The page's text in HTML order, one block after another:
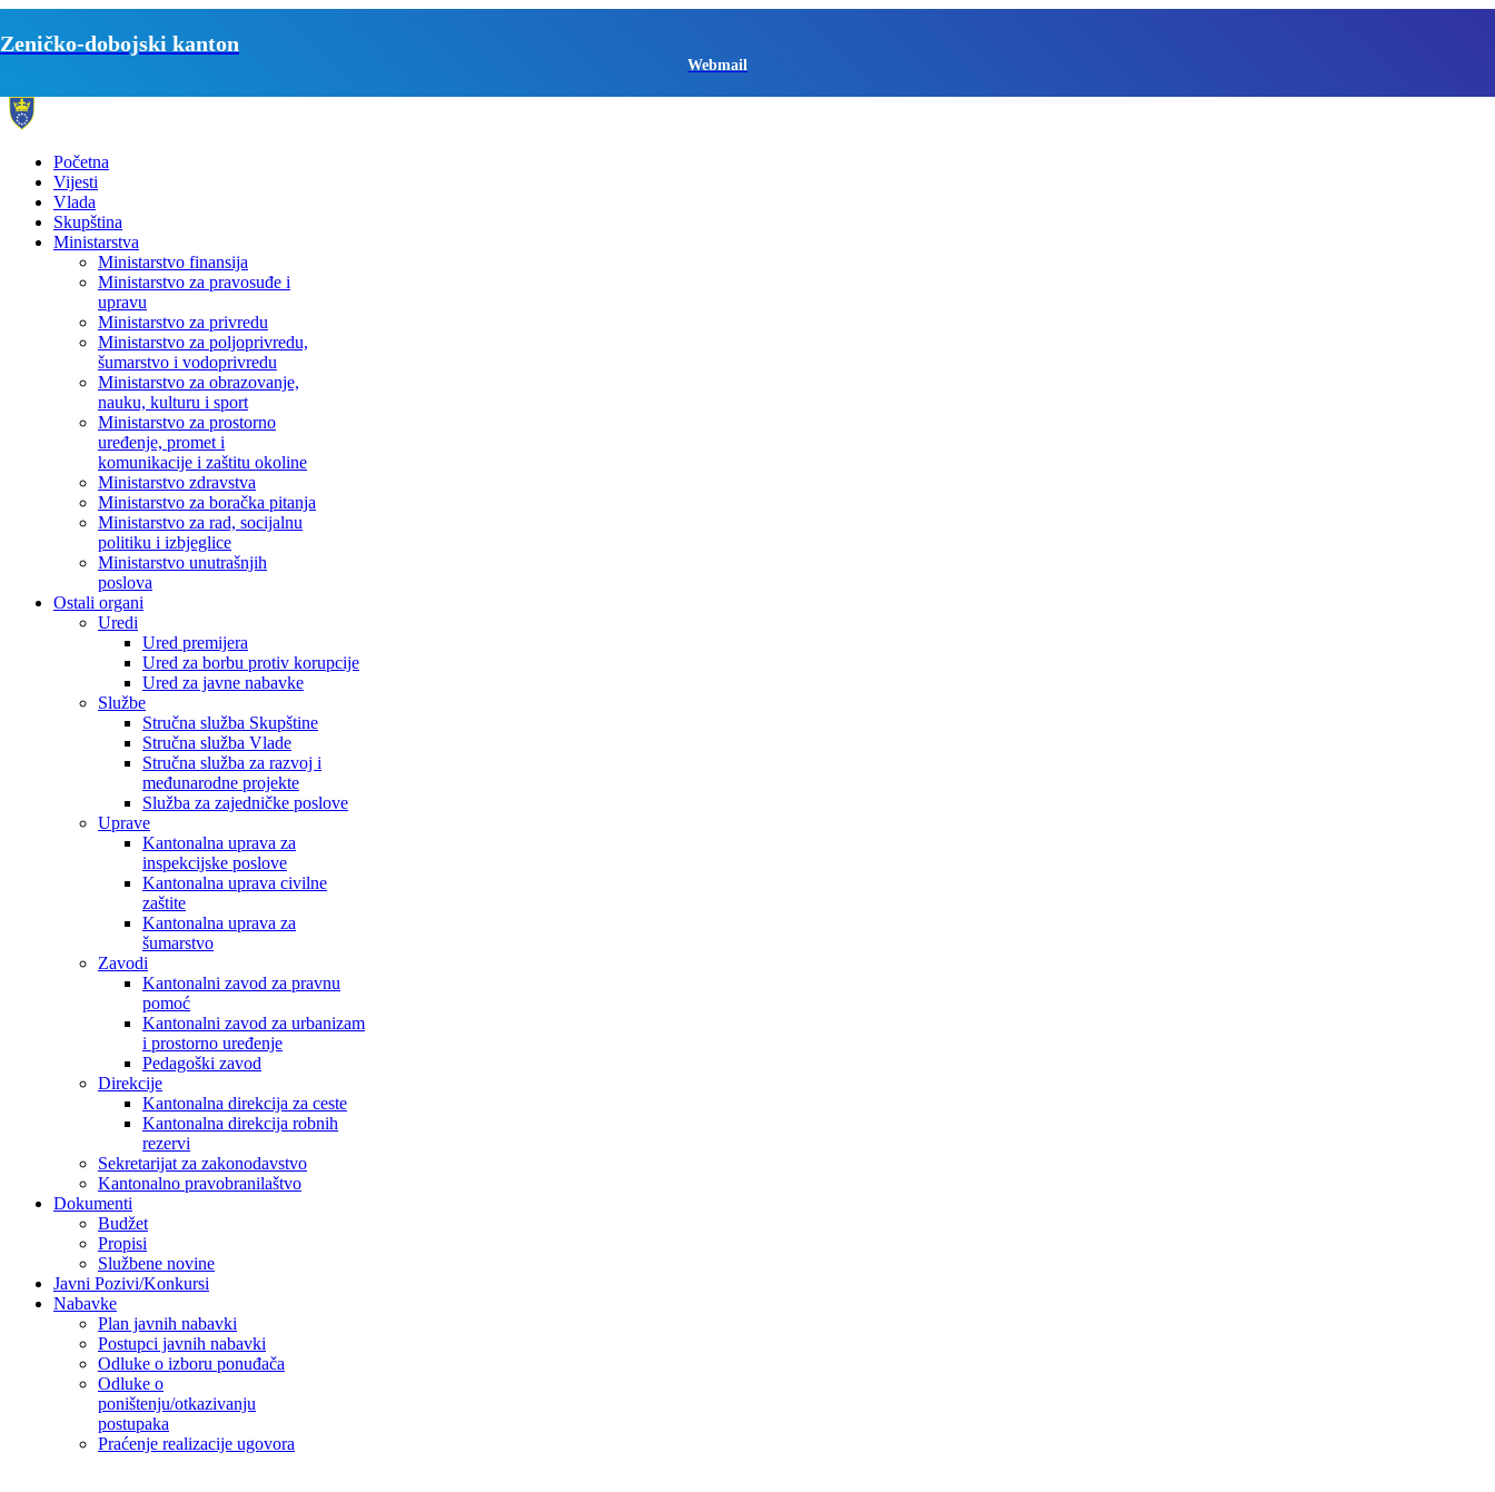
Zeničko-dobojski kanton
Webmail
Početna
Vijesti
Vlada
Skupština
Ministarstva
Ministarstvo finansija
Ministarstvo za pravosuđe i
upravu
Ministarstvo za privredu
Ministarstvo za poljoprivredu,
šumarstvo i vodoprivredu
Ministarstvo za obrazovanje,
nauku, kulturu i sport
Ministarstvo za prostorno
uređenje, promet i
komunikacije i zaštitu okoline
Ministarstvo zdravstva
Ministarstvo za boračka pitanja
Ministarstvo za rad, socijalnu
politiku i izbjeglice
Ministarstvo unutrašnjih
poslova
Ostali organi
Uredi
Ured premijera
Ured za borbu protiv korupcije
Ured za javne nabavke
Službe
Stručna služba Skupštine
Stručna služba Vlade
Stručna služba za razvoj i
međunarodne projekte
Služba za zajedničke poslove
Uprave
Kantonalna uprava za
inspekcijske poslove
Kantonalna uprava civilne
zaštite
Kantonalna uprava za
šumarstvo
Zavodi
Kantonalni zavod za pravnu
pomoć
Kantonalni zavod za urbanizam
i prostorno uređenje
Pedagoški zavod
Direkcije
Kantonalna direkcija za ceste
Kantonalna direkcija robnih
rezervi
Sekretarijat za zakonodavstvo
Kantonalno pravobranilaštvo
Dokumenti
Budžet
Propisi
Službene novine
Javni Pozivi/Konkursi
Nabavke
Plan javnih nabavki
Postupci javnih nabavki
Odluke o izboru ponuđača
Odluke o
poništenju/otkazivanju
postupaka
Praćenje realizacije ugovora